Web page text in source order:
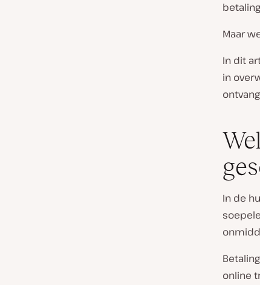
Maar
In dit
in
In de
soepele
online